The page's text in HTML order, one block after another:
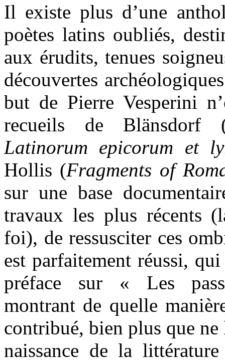
Il existe plus d’une
poètes latins oubliés,
aux érudits, tenues
découvertes
but de Pierre Vesperini
recueils de Blänsdorf
Latinorum epicorum et
Hollis (Fragments of
sur une base
travaux les plus récents
foi), de ressusciter ces
est parfaitement réussi,
préface sur « Les
montrant de quelle
contribué, bien plus que
naissance de la